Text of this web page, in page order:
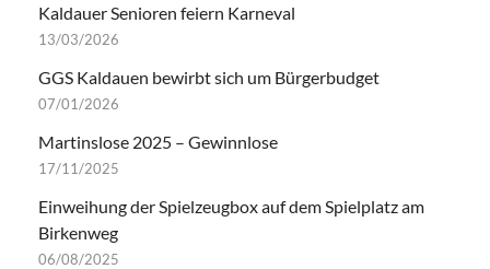
Kaldauer Senioren feiern Karneval
13/03/2026
GGS Kaldauen bewirbt sich um Bürgerbudget
07/01/2026
Martinslose 2025 – Gewinnlose
17/11/2025
Einweihung der Spielzeugbox auf dem Spielplatz am
Birkenweg
06/08/2025